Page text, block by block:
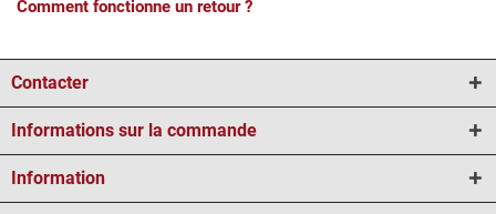
Comment fonctionne un retour ?
Contacter
Informations sur la commande
Information